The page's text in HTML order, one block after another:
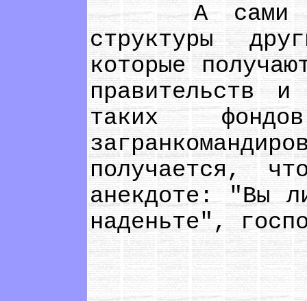
А сами при
структуры
которые
правительств
таких
получается,
анекдоте: "Вы
наденьте",